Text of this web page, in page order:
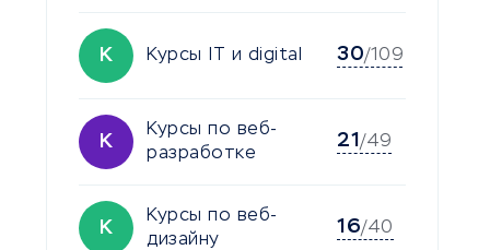
К Курсы IT и digital 30/109
К
Курсы по веб-
разработке
21/49
К
Курсы по веб-
дизайну
16/40